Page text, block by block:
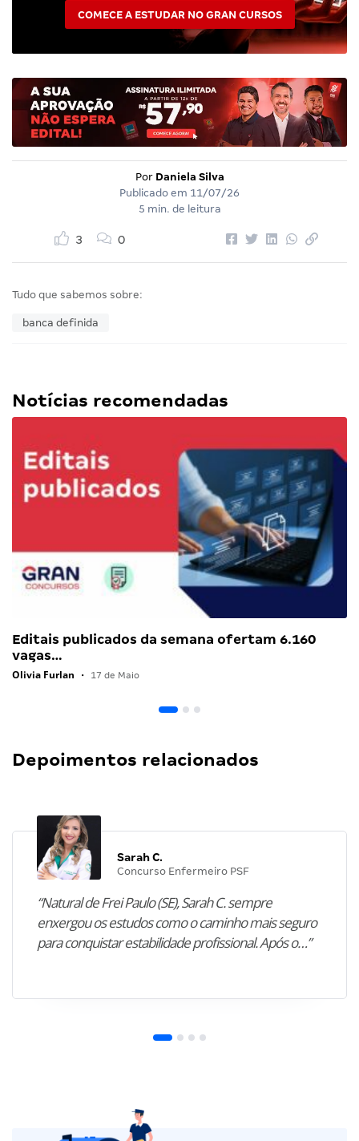
COMECE A ESTUDAR NO GRAN CURSOS
Por Daniela Silva
Publicado em 11/07/26
5 min. de leitura
3 0
Tudo que sabemos sobre:
banca definida
Notícias recomendadas
Editais publicados da semana ofertam 6.160
vagas…
Olivia Furlan • 17 de Maio
Depoimentos relacionados
Sarah C.
Concurso Enfermeiro PSF
“Natural de Frei Paulo (SE), Sarah C. sempre
enxergou os estudos como o caminho mais seguro
para conquistar estabilidade profissional. Após o…”